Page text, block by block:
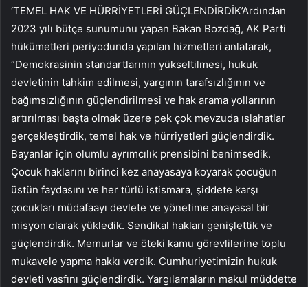
‘TEMEL HAK VE HÜRRİYETLERİ GÜÇLENDİRDİK’Ardından
2023 yılı bütçe sunumunu yapan Bakan Bozdağ, AK Parti
hükümetleri periyodunda yapılan hizmetleri anlatarak,
“Demokrasinin standartlarının yükseltilmesi, hukuk
devletinin tahkim edilmesi, yargının tarafsızlığının ve
bağımsızlığının güçlendirilmesi ve hak arama yollarının
artırılması başta olmak üzere pek çok mevzuda ıslahatlar
gerçekleştirdik, temel hak ve hürriyetleri güçlendirdik.
Bayanlar için olumlu ayrımcılık prensibini benimsedik.
Çocuk haklarını birinci kez anayasaya koyarak çocuğun
üstün faydasını ve her türlü istismara, şiddete karşı
çocukları müdafaayı devlete ve yönetime anayasal bir
misyon olarak yükledik. Sendikal hakları genişlettik ve
güçlendirdik. Memurlar ve öteki kamu görevlilerine toplu
mukavele yapma hakkı verdik. Cumhuriyetimizin hukuk
devleti vasfını güçlendirdik. Yargılamaların makul müddette